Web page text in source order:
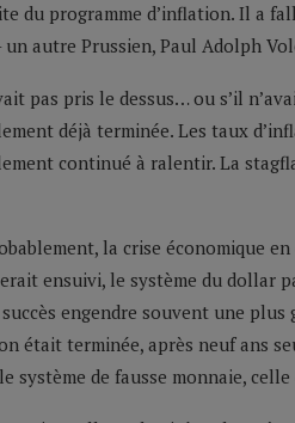
du programme d’inflation. Il a
un autre Prussien, Paul Adolph
pas pris le dessus… ou s’il
déjà terminée. Les taux
continué à ralentir. La
la crise économique
ensuivi, le système du dollar
engendre souvent une plus
était terminée, après neuf ans
système de fausse monnaie,